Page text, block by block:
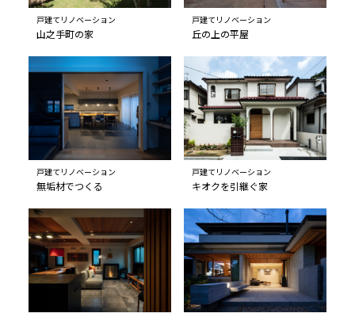
戸建てリノベーション
山之手町の家
戸建てリノベーション
丘の上の平屋
戸建てリノベーション
無垢材でつくる
戸建てリノベーション
キオクを引継ぐ家